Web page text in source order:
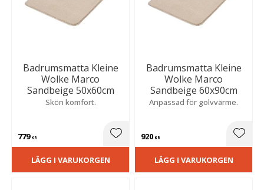
Badrumsmatta Kleine
Wolke Marco
Sandbeige 50x60cm
Skön komfort.
779KR Lägg till i favoriter
LÄGG I VARUKORGEN
Badrumsmatta Kleine
Wolke Marco
Sandbeige 60x90cm
Anpassad för golvvärme.
920 KR
LÄGG I VARUKORGEN